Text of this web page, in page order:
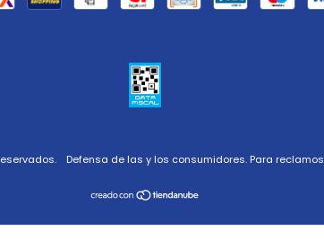
Defensa de las y los consumidores. Para reclamos